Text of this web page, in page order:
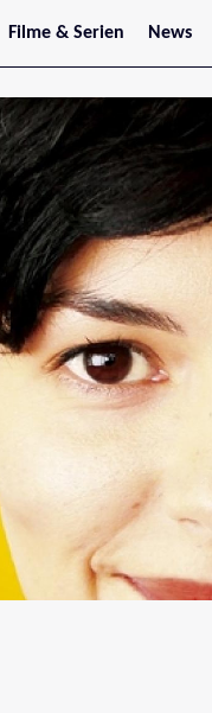
Filme & Serien
Trailer
Filmarchiv
Serienarchiv
News
Stars